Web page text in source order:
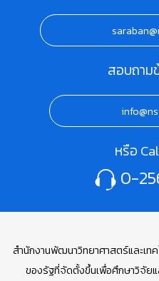
สอบถาม
หรือ
0-
สำนักงานพัฒนาวิทยาศาสตร์และเท
ของรัฐที่จัดตั้งขึ้นเพื่อศึกษาวิจัย